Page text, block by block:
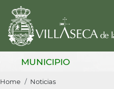
MUNICIPIO
Breadcrumb
Home Noticias